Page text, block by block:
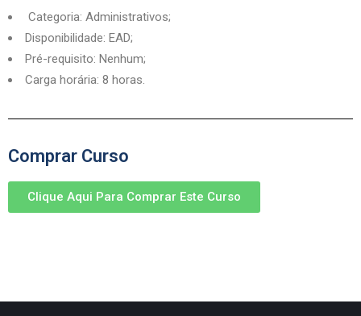
Categoria: Administrativos;
Disponibilidade: EAD;
Pré-requisito: Nenhum;
Carga horária: 8 horas.
Comprar Curso
Clique Aqui Para Comprar Este Curso